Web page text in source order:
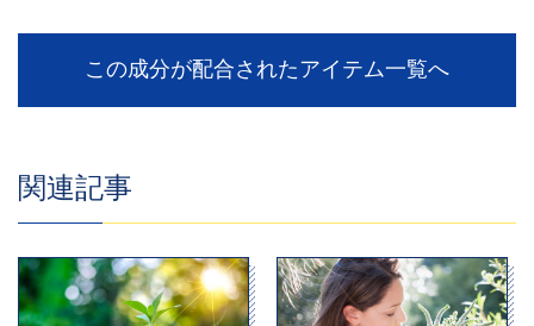
この成分が配合されたアイテム一覧へ
関連記事